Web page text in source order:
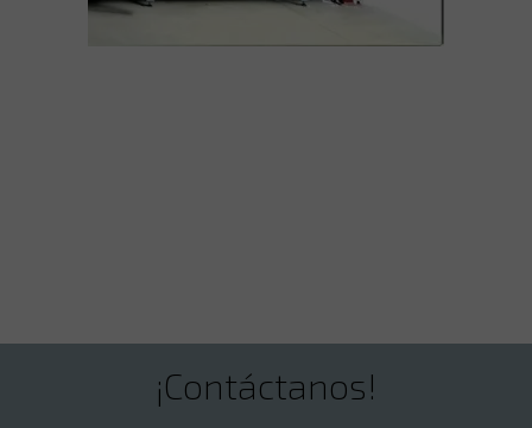
¡Contáctanos!